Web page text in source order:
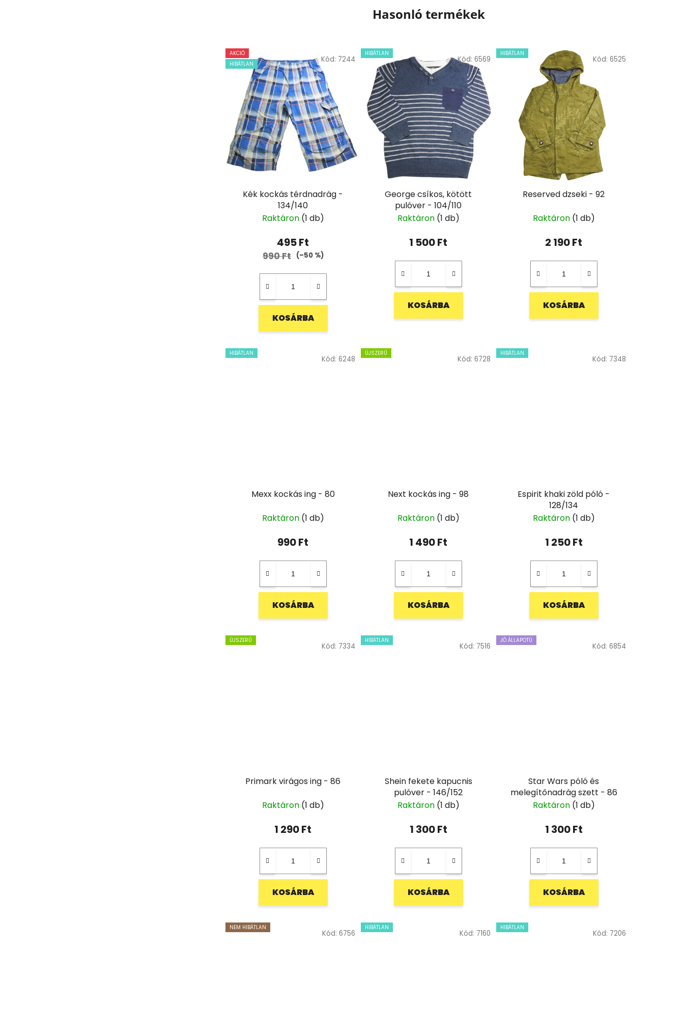
Hasonló termékek
AKCIÓ
HIBÁTLAN
Kék kockás térdnadrág -
134/140
Raktáron (1 db)
495 Ft
990 Ft (–50 %)
KOSÁRBA
Kód: 7244
HIBÁTLAN
George csíkos, kötött
pulóver - 104/110
Raktáron (1 db)
1 500 Ft
KOSÁRBA
Kód: 6569
HIBÁTLAN
Reserved dzseki - 92
Raktáron (1 db)
2 190 Ft
KOSÁRBA
Kód: 6525
HIBÁTLAN
Mexx kockás ing - 80
Raktáron (1 db)
990 Ft
KOSÁRBA
Kód: 6248
ÚJSZERŰ
Next kockás ing - 98
Raktáron (1 db)
1 490 Ft
KOSÁRBA
Kód: 6728
HIBÁTLAN
Espirit khaki zöld póló -
128/134
Raktáron (1 db)
1 250 Ft
KOSÁRBA
Kód: 7348
ÚJSZERŰ
Primark virágos ing - 86
Raktáron (1 db)
1 290 Ft
KOSÁRBA
Kód: 7334
HIBÁTLAN
Shein fekete kapucnis
pulóver - 146/152
Raktáron (1 db)
1 300 Ft
KOSÁRBA
Kód: 7516
JÓ ÁLLAPOTÚ
Star Wars póló és
melegítőnadrág szett - 86
Raktáron (1 db)
1 300 Ft
KOSÁRBA
Kód: 6854
NEM HIBÁTLAN
Kód: 6756
HIBÁTLAN
Kód: 7160
HIBÁTLAN
Kód: 7206